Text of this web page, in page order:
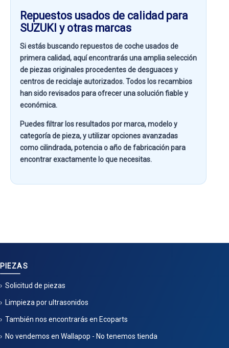
Repuestos usados de calidad para
SUZUKI y otras marcas
Si estás buscandorepuestos de coche usados de
primera calidad, aquí encontrarás una amplia selección
de piezas originales procedentes de desguaces y
centros de reciclaje autorizados. Todos los recambios
han sido revisados para ofrecer una solución fiable y
económica.
Puedes filtrar los resultados pormarca, modelo y
categoría de pieza, y utilizar opciones avanzadas
comocilindrada, potencia o año de fabricaciónpara
encontrar exactamente lo que necesitas.
PIEZAS
Solicitud de piezas
Limpieza por ultrasonidos
También nos encontrarás en Ecoparts
No vendemos en Wallapop - No tenemos tienda